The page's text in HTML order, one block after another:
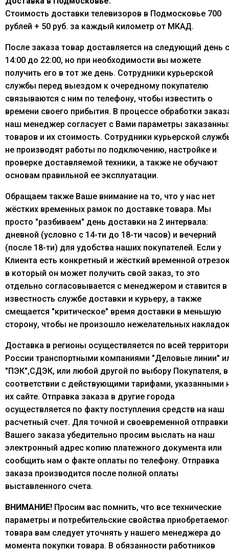
Стоимость доставки телевизоров в Подмосковье 700
рублей + 50 руб. за каждый километр от МКАД.
После заказа товар доставляется на следующий день с
14:00 до 22:00, но при необходимости вы можете
получить его в тот же день. Сотрудники курьерской
службы перед выездом к очередному покупателю
связываются с ним по телефону, чтобы известить о
времени своего прибытия. В процессе обработки
наш менеджер согласует с Вами параметры
товаров и их стоимость. Сотрудники курьерской
не производят работы по подключению, настройке и
проверке доставляемой техники, а также не обучают
основам правильной ее эксплуатации.
Обращаем также Ваше внимание на то, что у нас нет
жёстких временных рамок по доставке товара. Мы
просто "разбиваем" день доставки на 2 интервала:
дневной (условно с 14-ти до 18-ти часов) и вечерний
(после 18-ти) для удобства наших покупателей. Если у
Клиента есть конкретный и жёсткий временной
в который он может получить свой заказ, то это
отдельно согласовывается с менеджером и ставится в
известность службе доставки и курьеру, а также
смещается "критическое" время доставки в меньшую
сторону, чтобы не произошло нежелательных
Доставка в регионы осуществляется по всей
России транспортными компаниями "Деловые линии"
"ПЭК",СДЭК, или любой другой по выбору Покупателя, в
соответствии с действующими тарифами, указанными
их сайте. Отправка заказа в другие города
осуществляется по факту поступления средств на наш
расчетный счет. Для точной и своевременной отправки
Вашего заказа убедительно просим выслать на наш
электронный адрес копию платежного документа или
сообщить нам о факте оплаты по телефону. Отправка
заказа производится после полной оплаты
выставленного счета.
ВНИМАНИЕ! Просим вас помнить, что все технические
параметры и потребительские свойства
товара вам следует уточнять у нашего менеджера до
момента покупки товара. В обязанности работников